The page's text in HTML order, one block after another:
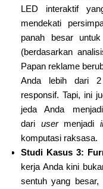
LED interaktif
mendekati
panah besar
(berdasarkan
Papan reklame
Anda lebih dari 2
responsif. Tapi, ini
jeda Anda
dari usermenjadi
komputasi raksasa.
Studi Kasus 3:
kerja Anda kini
sentuh yang